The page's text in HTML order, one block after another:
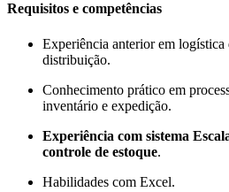
Requisitos e competências
Experiência anterior em logística
distribuição.
Conhecimento prático em
inventário e expedição.
Experiência com sistema
controle de estoque.
Habilidades com Excel.